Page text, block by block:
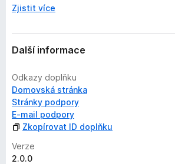
Zjistit více
Další informace
Odkazy doplňku
Domovská stránka
Stránky podpory
E-mail podpory
Zkopírovat ID doplňku
Verze
2.0.0